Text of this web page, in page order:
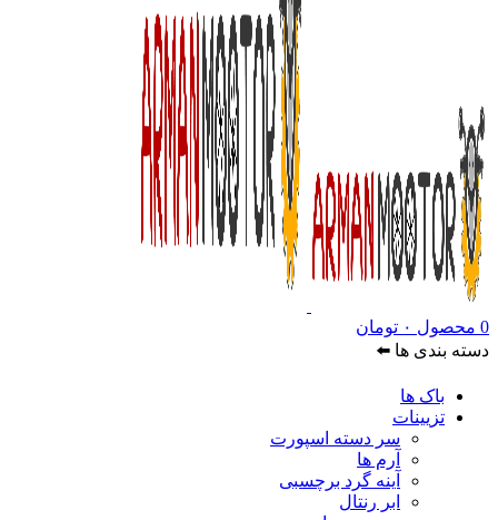
0 محصول ۰ تومان
دسته بندی ها ⬅️
باک ها
تزیینات
سر دسته اسپورت
آرم ها
آینه گرد برچسبی
ابر رنتال